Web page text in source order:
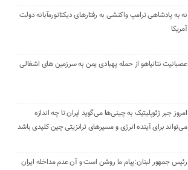
نه به پادشاهی ترامپ واکنشی به رفتارهای دیکتاتورمآبانه دولت
آمریکا
عصبانیت نتانیاهو از حمله پهبادی یمن به سرزمین های اشغالی
امروز جبر ژئوپلیتیک به چینی‌ها می‌گوید ایران تا چه اندازه
می‌تواند برای آینده انرژی و مسیرهای ترانزیتی چین کلیدی باشد
رئیس جمهور لبنان:پیام ما روشن است و آن عدم مداخله ایران